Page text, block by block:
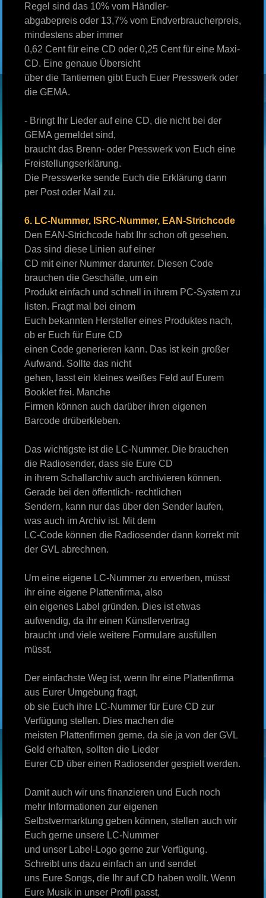
Regel sind das 10% vom Händler-
abgabepreis oder 13,7% vom Endverbraucherpreis,
mindestens aber immer
0,62 Cent für eine CD oder 0,25 Cent für eine Maxi-
CD. Eine genaue Übersicht
über die Tantiemen gibt Euch Euer Presswerk oder
die GEMA.
- Bringt Ihr Lieder auf eine CD, die nicht bei der
GEMA gemeldet sind,
braucht das Brenn- oder Presswerk von Euch eine
Freistellungserklärung.
Die Presswerke sende Euch die Erklärung dann
per Post oder Mail zu.
6. LC-Nummer, ISRC-Nummer, EAN-Strichcode
Den EAN-Strichcode habt Ihr schon oft gesehen.
Das sind diese Linien auf einer
CD mit einer Nummer darunter. Diesen Code
brauchen die Geschäfte, um ein
Produkt einfach und schnell in ihrem PC-System zu
listen. Fragt mal bei einem
Euch bekannten Hersteller eines Produktes nach,
ob er Euch für Eure CD
einen Code generieren kann. Das ist kein großer
Aufwand. Sollte das nicht
gehen, lasst ein kleines weißes Feld auf Eurem
Booklet frei. Manche
Firmen können auch darüber ihren eigenen
Barcode drüberkleben.
Das wichtigste ist die LC-Nummer. Die brauchen
die Radiosender, dass sie Eure CD
in ihrem Schallarchiv auch archivieren können.
Gerade bei den öffentlich- rechtlichen
Sendern, kann nur das über den Sender laufen,
was auch im Archiv ist. Mit dem
LC-Code können die Radiosender dann korrekt mit
der GVL abrechnen.
Um eine eigene LC-Nummer zu erwerben, müsst
ihr eine eigene Plattenfirma, also
ein eigenes Label gründen. Dies ist etwas
aufwendig, da ihr einen Künstlervertrag
braucht und viele weitere Formulare ausfüllen
müsst.
Der einfachste Weg ist, wenn Ihr eine Plattenfirma
aus Eurer Umgebung fragt,
ob sie Euch ihre LC-Nummer für Eure CD zur
Verfügung stellen. Dies machen die
meisten Plattenfirmen gerne, da sie ja von der GVL
Geld erhalten, sollten die Lieder
Eurer CD über einen Radiosender gespielt werden.
Damit auch wir uns finanzieren und Euch noch
mehr Informationen zur eigenen
Selbstvermarktung geben können, stellen auch wir
Euch gerne unsere LC-Nummer
und unser Label-Logo gerne zur Verfügung.
Schreibt uns dazu einfach an und sendet
uns Eure Songs, die Ihr auf CD haben wollt. Wenn
Eure Musik in unser Profil passt,